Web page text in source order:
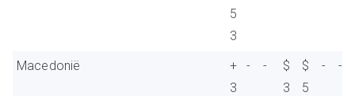
5
3
Macedonië
+
3
- -
$
3
$
5
- -